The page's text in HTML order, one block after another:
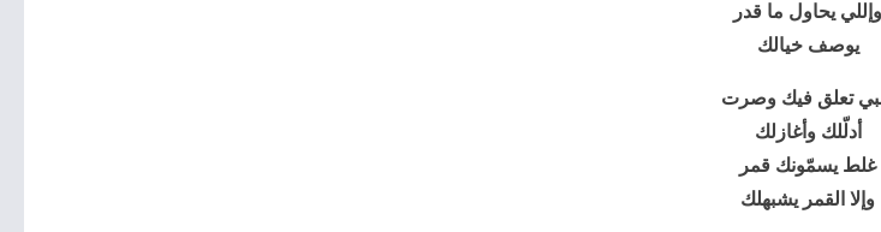
وإللي يحاول ما قدر
يوصف خيالك
تعلق فيك وصرت
أدلّلك وأغازلك
غلط يسمّونك قمر
وإلا القمر يشبهلك